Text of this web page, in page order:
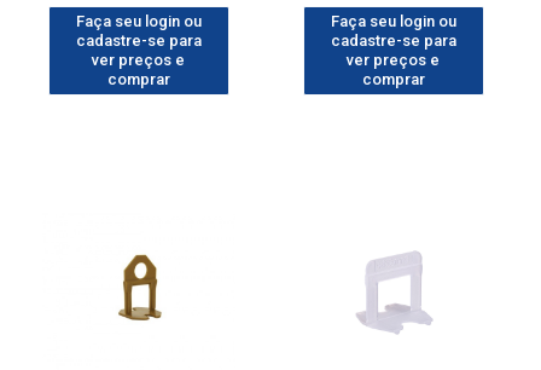
Faça seu login ou
cadastre-se para
ver preços e
comprar
Faça seu login ou
cadastre-se para
ver preços e
comprar